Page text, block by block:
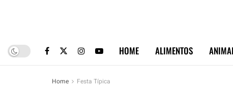
HOME ALIMENTOS
Home Festa Típica